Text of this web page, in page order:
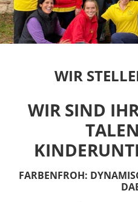
WIR
WIR SIND
FARBENFROH: